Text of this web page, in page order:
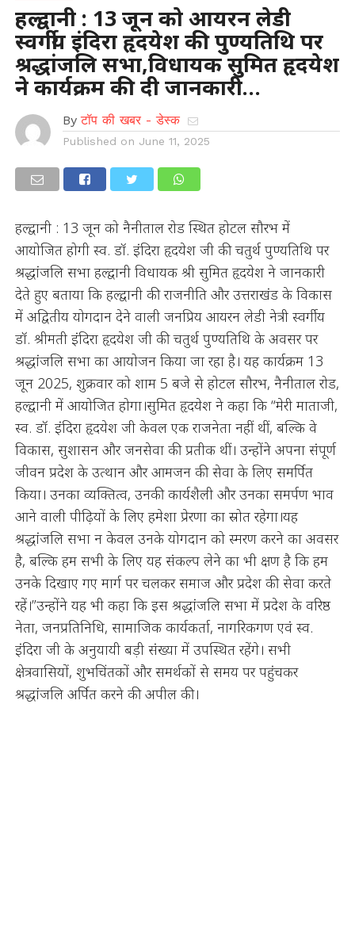
हल्द्वानी : 13 जून को आयरन लेडी
स्वर्गीय इंदिरा हृदयेश की पुण्यतिथि पर
श्रद्धांजलि सभा,विधायक सुमित हृदयेश
ने कार्यक्रम की दी जानकारी…
By टॉप की खबर - डेस्क
Published on June 11, 2025
हल्द्वानी : 13 जून को नैनीताल रोड स्थित होटल सौरभ में
आयोजित होगी स्व. डॉ. इंदिरा हृदयेश जी की चतुर्थ पुण्यतिथि पर
श्रद्धांजलि सभा हल्द्वानी विधायक श्री सुमित हृदयेश ने जानकारी
देते हुए बताया कि हल्द्वानी की राजनीति और उत्तराखंड के विकास
में अद्वितीय योगदान देने वाली जनप्रिय आयरन लेडी नेत्री स्वर्गीय
डॉ. श्रीमती इंदिरा हृदयेश जी की चतुर्थ पुण्यतिथि के अवसर पर
श्रद्धांजलि सभा का आयोजन किया जा रहा है। यह कार्यक्रम 13
जून 2025, शुक्रवार को शाम 5 बजे से होटल सौरभ, नैनीताल रोड,
हल्द्वानी में आयोजित होगा।सुमित हृदयेश ने कहा कि “मेरी माताजी,
स्व. डॉ. इंदिरा हृदयेश जी केवल एक राजनेता नहीं थीं, बल्कि वे
विकास, सुशासन और जनसेवा की प्रतीक थीं। उन्होंने अपना संपूर्ण
जीवन प्रदेश के उत्थान और आमजन की सेवा के लिए समर्पित
किया। उनका व्यक्तित्व, उनकी कार्यशैली और उनका समर्पण भाव
आने वाली पीढ़ियों के लिए हमेशा प्रेरणा का स्रोत रहेगा।यह
श्रद्धांजलि सभा न केवल उनके योगदान को स्मरण करने का अवसर
है, बल्कि हम सभी के लिए यह संकल्प लेने का भी क्षण है कि हम
उनके दिखाए गए मार्ग पर चलकर समाज और प्रदेश की सेवा करते
रहें।”उन्होंने यह भी कहा कि इस श्रद्धांजलि सभा में प्रदेश के वरिष्ठ
नेता, जनप्रतिनिधि, सामाजिक कार्यकर्ता, नागरिकगण एवं स्व.
इंदिरा जी के अनुयायी बड़ी संख्या में उपस्थित रहेंगे। सभी
क्षेत्रवासियों, शुभचिंतकों और समर्थकों से समय पर पहुंचकर
श्रद्धांजलि अर्पित करने की अपील की।